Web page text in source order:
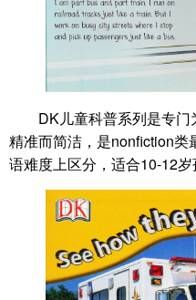
DK儿童科普系列是专门
精准而简洁，是nonfiction
语难度上区分，适合10-12岁